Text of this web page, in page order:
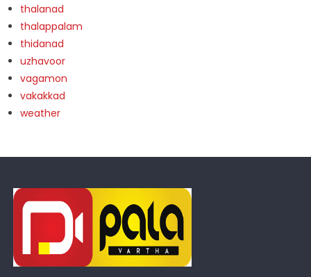
thalanad
thalappalam
thidanad
uzhavoor
vagamon
vakakkad
weather